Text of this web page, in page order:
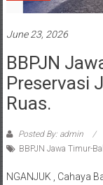
June 23, 2026
BBPJN
Preservasi
Ruas.
Posted By: admin
BBPJN Jawa Timur-
‎NGANJUK , Cahaya